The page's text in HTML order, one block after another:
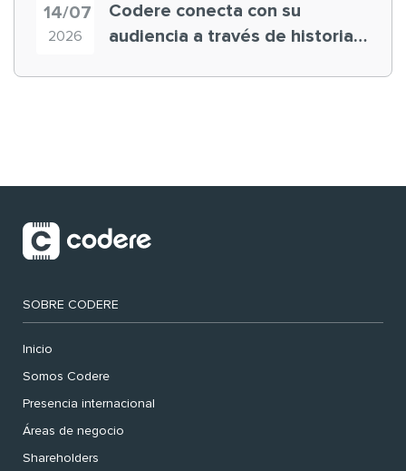
14/07
2026
Codere conecta con su
audiencia a través de historias
SOBRE CODERE
Inicio
Somos Codere
Presencia internacional
Áreas de negocio
Shareholders